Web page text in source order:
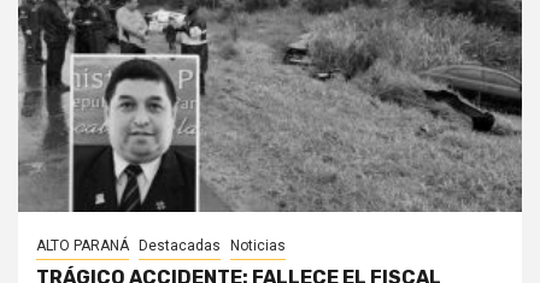
ALTO PARANÁ Destacadas Noticias
TRÁGICO ACCIDENTE: FALLECE EL FISCAL